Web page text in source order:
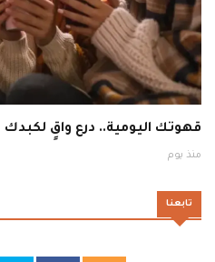
قهوتك اليومية.. درع واقٍ لكبدك
منذ يوم
تابعنا